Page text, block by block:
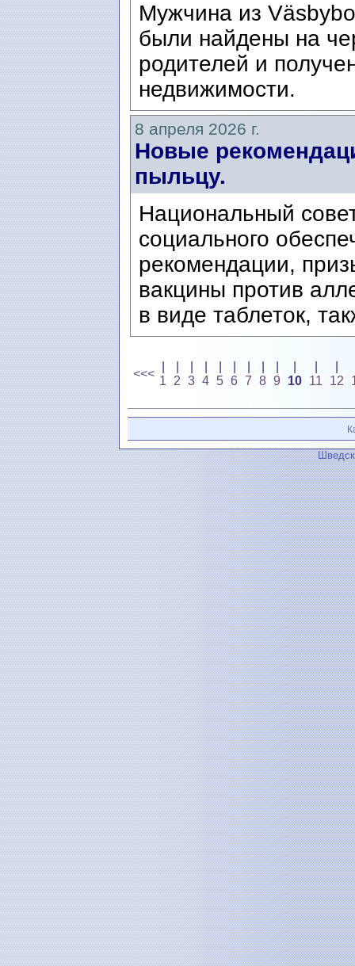
Мужчина из
были найдены на
родителей и
недвижимости.
8 апреля 2026 г.
Новые
пыльцу.
Национальный
социального
рекомендации,
вакцины против
в виде таблеток,
<<<
1
2
3 4 5 6 7
8 9
10 11
12